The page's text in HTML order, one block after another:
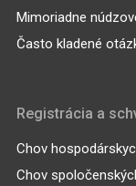
Mimoriadne
Často kladené
Registrácia a
Chov
Chov